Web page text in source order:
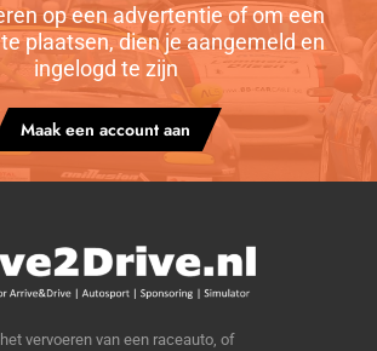
op een advertentie of om een
plaatsen, dien je aangemeld en
ingelogd te zijn
Maak een account aan
vervoeren van een raceauto, of